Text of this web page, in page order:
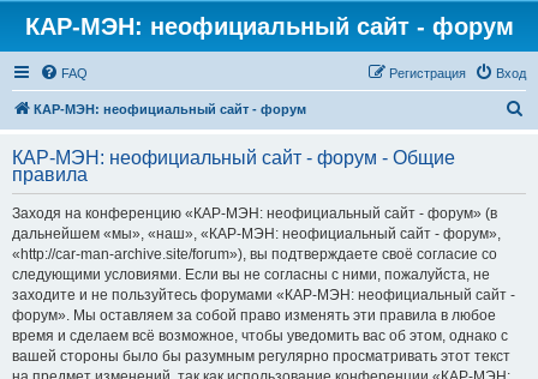
КАР-МЭН: неофициальный сайт - форум
FAQ Вход
Регистрация
КАР-МЭН: неофициальный сайт - форум
с
КАР-МЭН: неофициальный сайт - форум - Общие
правила
Заходя на конференцию «КАР-МЭН: неофициальный сайт - форум» (в
дальнейшем «мы», «наш», «КАР-МЭН: неофициальный сайт - форум»,
«http://car-man-archive.site/forum»), вы подтверждаете своё согласие со
следующими условиями. Если вы не согласны с ними, пожалуйста, не
заходите и не пользуйтесь форумами «КАР-МЭН: неофициальный сайт -
форум». Мы оставляем за собой право изменять эти правила в любое
время и сделаем всё возможное, чтобы уведомить вас об этом, однако с
вашей стороны было бы разумным регулярно просматривать этот текст